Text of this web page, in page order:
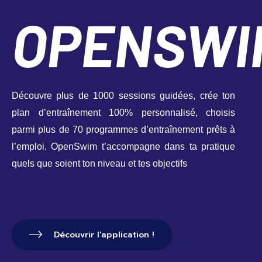
Découvre plus de 1000 sessions guidées, crée ton
plan d’entraînement 100% personnalisé, choisis
parmi plus de 70 programmes d’entraînement prêts à
l’emploi. OpenSwim t’accompagne dans ta pratique
quels que soient ton niveau et tes objectifs
Découvrir l'application !